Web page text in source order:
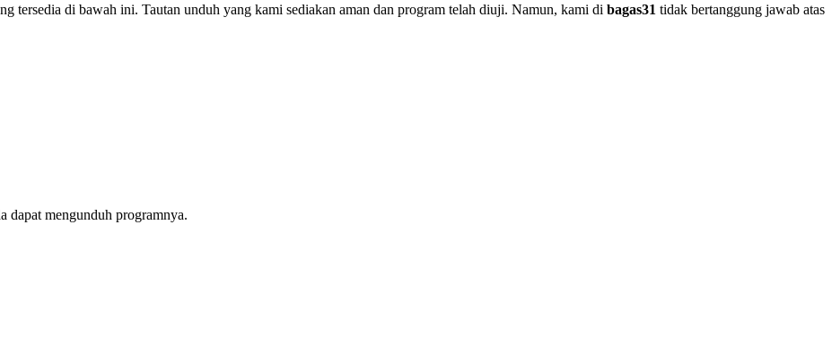
tersedia di bawah ini. Tautan unduh yang kami sediakan aman dan program telah diuji. Namun, kami di bagas31 tidak bertanggung jawab atas
dapat mengunduh programnya.